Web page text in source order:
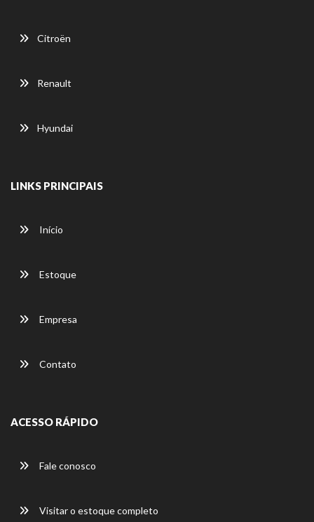
Citroën
Renault
Hyundai
LINKS PRINCIPAIS
Início
Estoque
Empresa
Contato
ACESSO RÁPIDO
Fale conosco
Visitar o estoque completo